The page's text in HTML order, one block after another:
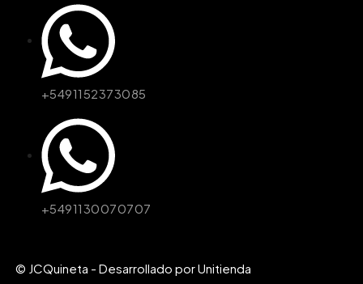
+5491152373085
+5491130070707
© JCQuineta - Desarrollado por Unitienda